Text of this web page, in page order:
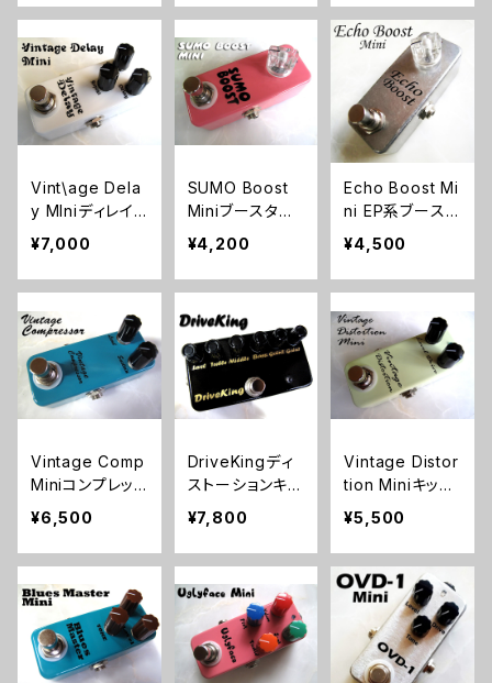
Vint\age Dela
y MIniディレイ
キット【BASIC K
IT】
¥7,000
SUMO Boost
Miniブースター
キット【BASIC K
IT】
¥4,200
Echo Boost Mi
ni EP系ブースト
【BASIC KIT】
¥4,500
Vintage Comp
Miniコンプレッ
サーキット【BAS
IC KIT】
¥6,500
DriveKingディ
ストーションキッ
ト【BASIC KIT】
¥7,800
Vintage Distor
tion Miniキット
【BASIC KIT】
¥5,500